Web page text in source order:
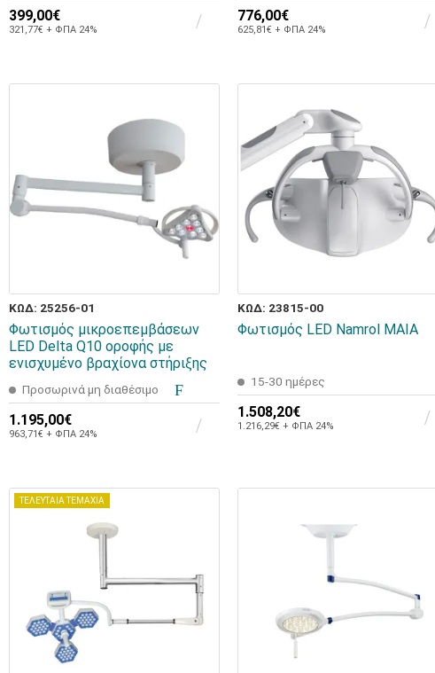
399,00€
321,77€ + ΦΠΑ 24%
776,00€
625,81€ + ΦΠΑ 24%
ΚΩΔ: 25256-01
Φωτισμός μικροεπεμβάσεων
LED Delta Q10 οροφής με
ενισχυμένο βραχίονα στήριξης
Προσωρινά μη διαθέσιμο
1.195,00€
963,71€ + ΦΠΑ 24%
ΚΩΔ: 23815-00
Φωτισμός LED Namrol MAIA
15-30 ημέρες
1.508,20€
1.216,29€ + ΦΠΑ 24%
ΤΕΛΕΥΤΑΙΑ ΤΕΜΑΧΙΑ